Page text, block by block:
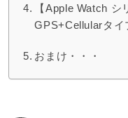
【Apple Watch シ
GPS+Cellularタ
おまけ・・・